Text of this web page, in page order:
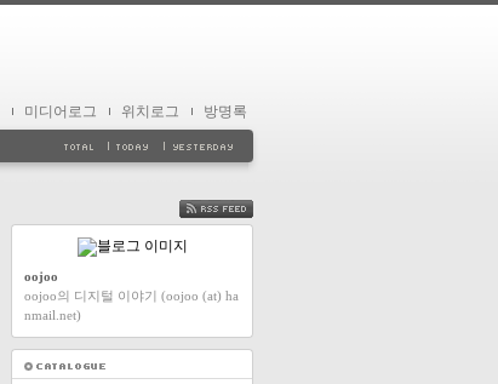
미디어로그 위치로그 방명록
FEED
oojoo
oojoo의 디지털 이야기 (oojoo (at) ha
nmail.net)